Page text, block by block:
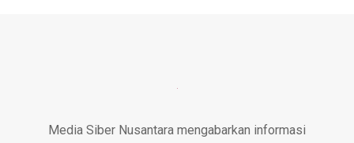
Media Siber Nusantara mengabarkan informasi